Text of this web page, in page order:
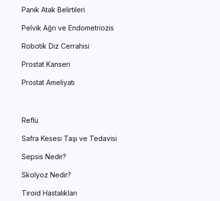
Panik Atak Belirtileri
Pelvik Ağrı ve Endometriozis
Robotik Diz Cerrahisi
Prostat Kanseri
Prostat Ameliyatı
Reflü
Safra Kesesi Taşı ve Tedavisi
Sepsis Nedir?
Skolyoz Nedir?
Tiroid Hastalıkları